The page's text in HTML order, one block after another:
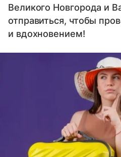
Великого Новгорода и
отправиться, чтобы
и вдохновением!